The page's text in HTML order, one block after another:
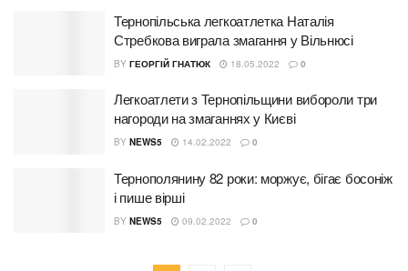
Тернопільська легкоатлетка Наталія
Стребкова виграла змагання у Вільнюсі
BY ГЕОРГІЙ ГНАТЮК 18.05.2022 0
Легкоатлети з Тернопільщини вибороли три
нагороди на змаганнях у Києві
BY NEWS5 14.02.2022 0
Тернополянину 82 роки: моржує, бігає босоніж
і пише вірші
BY NEWS5 09.02.2022 0